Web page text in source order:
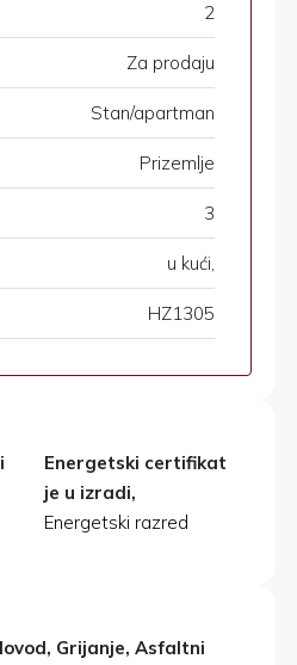
2
Za prodaju
Stan/apartman
Prizemlje
3
u kući,
HZ1305
Energetski certifikat
je u izradi,
Energetski razred
Grijanje, Asfaltni